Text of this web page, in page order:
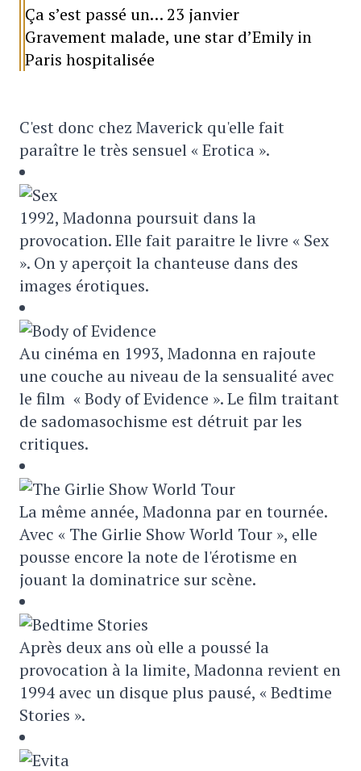
Ça s’est passé un… 23 janvier
Gravement malade, une star d’Emily in
Paris hospitalisée
C'est donc chez Maverick qu'elle fait
paraître le très sensuel « Erotica ».
1992, Madonna poursuit dans la
provocation. Elle fait paraitre le livre « Sex
». On y aperçoit la chanteuse dans des
images érotiques.
Au cinéma en 1993, Madonna en rajoute
une couche au niveau de la sensualité avec
le film « Body of Evidence ». Le film traitant
de sadomasochisme est détruit par les
critiques.
La même année, Madonna par en tournée.
Avec « The Girlie Show World Tour », elle
pousse encore la note de l'érotisme en
jouant la dominatrice sur scène.
Après deux ans où elle a poussé la
provocation à la limite, Madonna revient en
1994 avec un disque plus pausé, « Bedtime
Stories ».